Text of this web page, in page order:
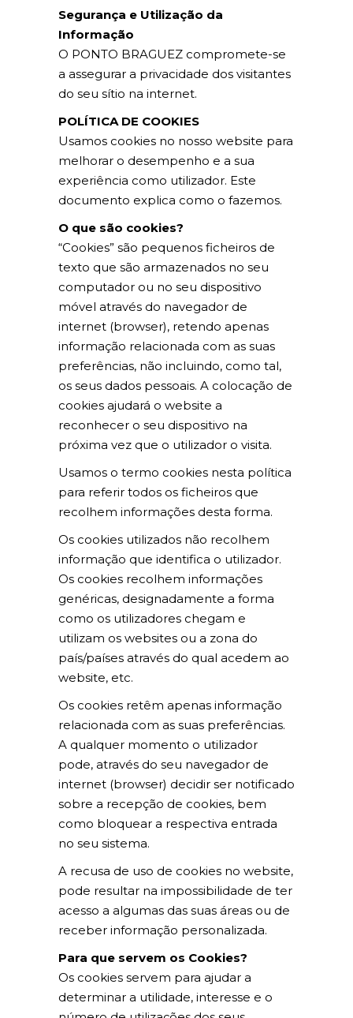
Segurança e Utilização da
Informação
O PONTO BRAGUEZ compromete-se
a assegurar a privacidade dos visitantes
do seu sítio na internet.
POLÍTICA DE COOKIES
Usamos cookies no nosso website para
melhorar o desempenho e a sua
experiência como utilizador. Este
documento explica como o fazemos.
O que são cookies?
“Cookies” são pequenos ficheiros de
texto que são armazenados no seu
computador ou no seu dispositivo
móvel através do navegador de
internet (browser), retendo apenas
informação relacionada com as suas
preferências, não incluindo, como tal,
os seus dados pessoais. A colocação de
cookies ajudará o website a
reconhecer o seu dispositivo na
próxima vez que o utilizador o visita.
Usamos o termo cookies nesta política
para referir todos os ficheiros que
recolhem informações desta forma.
Os cookies utilizados não recolhem
informação que identifica o utilizador.
Os cookies recolhem informações
genéricas, designadamente a forma
como os utilizadores chegam e
utilizam os websites ou a zona do
país/países através do qual acedem ao
website, etc.
Os cookies retêm apenas informação
relacionada com as suas preferências.
A qualquer momento o utilizador
pode, através do seu navegador de
internet (browser) decidir ser notificado
sobre a recepção de cookies, bem
como bloquear a respectiva entrada
no seu sistema.
A recusa de uso de cookies no website,
pode resultar na impossibilidade de ter
acesso a algumas das suas áreas ou de
receber informação personalizada.
Para que servem os Cookies?
Os cookies servem para ajudar a
determinar a utilidade, interesse e o